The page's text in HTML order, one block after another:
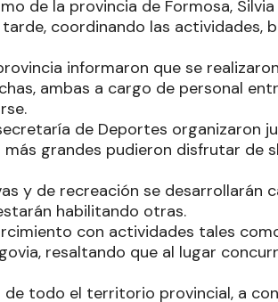
de la provincia de Formosa, Silvia
coordinando las actividades,
informaron que se
ambas a cargo de personal
de Deportes organizaron
grandes pudieron disfrutar de
y de recreación se desarrollarán
habilitando otras.
con actividades tales
resaltando que al lugar
de todo el territorio provincial, a